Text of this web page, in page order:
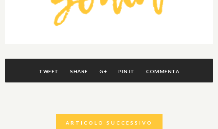
TWEET SHARE G+ PIN IT COMMENTA
ARTICOLO SUCCESSIVO